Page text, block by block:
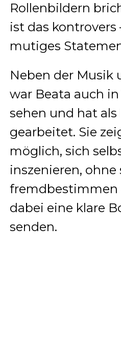
Rollenbildern
ist das kontrovers
mutiges
Neben der Musik
war Beata auch
sehen und hat
gearbeitet. Sie
möglich, sich
inszenieren, ohne
fremdbestimmen
dabei eine klare
senden.